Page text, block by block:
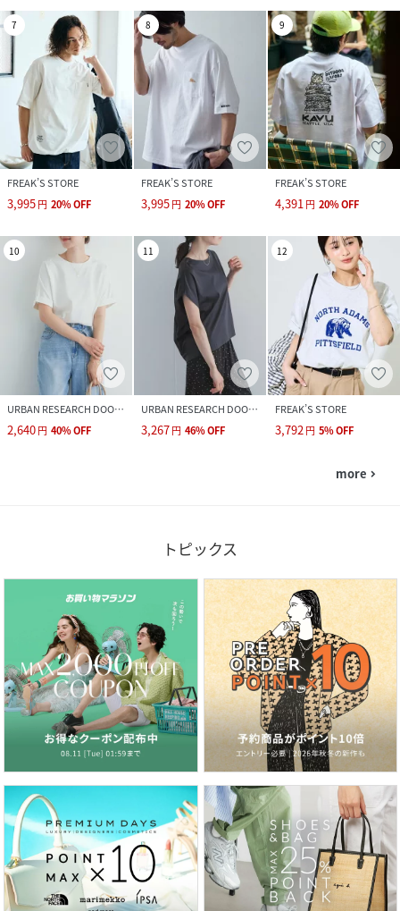
7
FREAK’S STORE
3,995円 20%OFF
8
FREAK’S STORE
3,995円 20%OFF
9
FREAK’S STORE
4,391円 20%OFF
10
URBAN RESEARCH DOORS
2,640円 40%OFF
11
URBAN RESEARCH DOORS
3,267円 46%OFF
12
FREAK’S STORE
3,792円 5%OFF
more navigate_next
トピックス